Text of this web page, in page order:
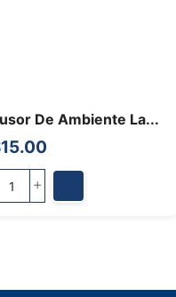
De Ambiente La...
15.00